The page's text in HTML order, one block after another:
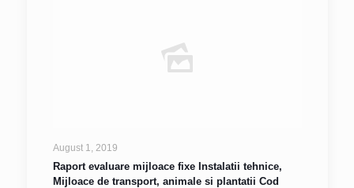
August 1, 2019
Raport evaluare mijloace fixe Instalatii tehnice,
Mijloace de transport, animale si plantatii Cod